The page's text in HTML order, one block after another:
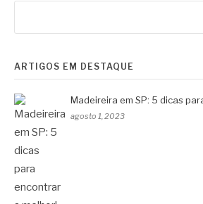
ARTIGOS EM DESTAQUE
Madeireira em SP: 5 dicas
agosto 1, 2023